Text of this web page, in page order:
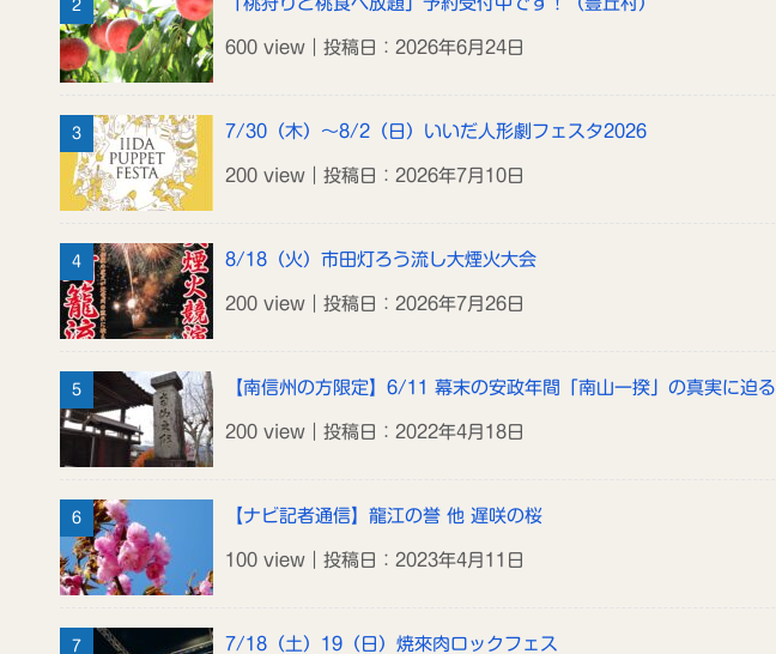
600 view｜投稿日：2026年6月24日
7/30（木）～8/2（日）いいだ人形劇フェスタ2026
200 view｜投稿日：2026年7月10日
8/18（火）市田灯ろう流し大煙火大会
200 view｜投稿日：2026年7月26日
【南信州の方限定】6/11 幕末の安政年間「南山一揆」の真実に迫る
200 view｜投稿日：2022年4月18日
【ナビ記者通信】龍江の誉 他 遅咲の桜
100 view｜投稿日：2023年4月11日
7/18（土）19（日）焼來肉ロックフェス